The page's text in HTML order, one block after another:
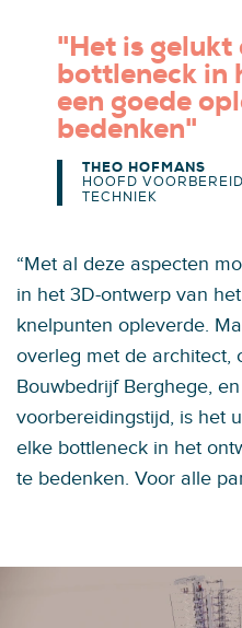
"Het is gelukt
bottleneck in
een goede
bedenken"
THEO HOFMANS
HOOFD
TECHNIEK
“Met al deze aspecten
in het 3D-ontwerp van
knelpunten opleverde.
overleg met de architect,
Bouwbedrijf Berghege,
voorbereidingstijd, is het
elke bottleneck in het
te bedenken. Voor alle